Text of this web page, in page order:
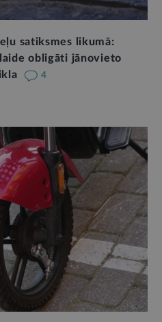
satiksmes likumā:
obligāti jānovieto
4